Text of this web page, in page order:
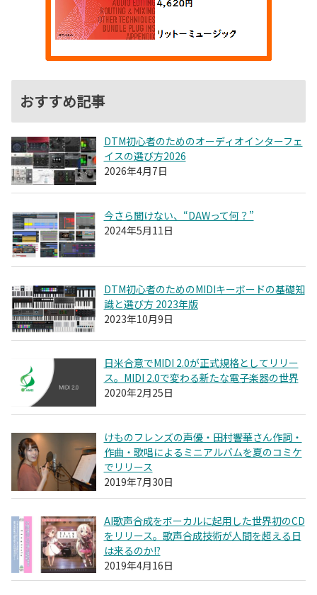
おすすめ記事
DTM初心者のためのオーディオインターフェ
イスの選び方2026
2026年4月7日
今さら聞けない、“DAWって何？”
2024年5月11日
DTM初心者のためのMIDIキーボードの基礎知
識と選び方 2023年版
2023年10月9日
日米合意でMIDI 2.0が正式規格としてリリー
ス。MIDI 2.0で変わる新たな電子楽器の世界
2020年2月25日
けものフレンズの声優・田村響華さん作詞・
作曲・歌唱によるミニアルバムを夏のコミケ
でリリース
2019年7月30日
AI歌声合成をボーカルに起用した世界初のCD
をリリース。歌声合成技術が人間を超える日
は来るのか!?
2019年4月16日